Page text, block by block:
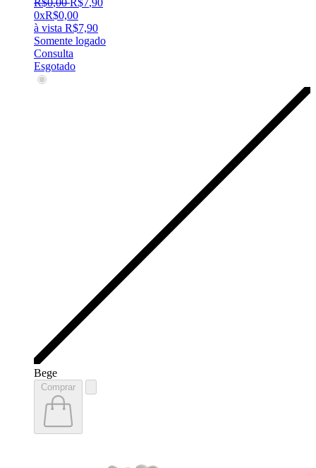
0xR$0,00
à vista R$7,90
Somente logado
Consulta
Esgotado
Bege
Comprar